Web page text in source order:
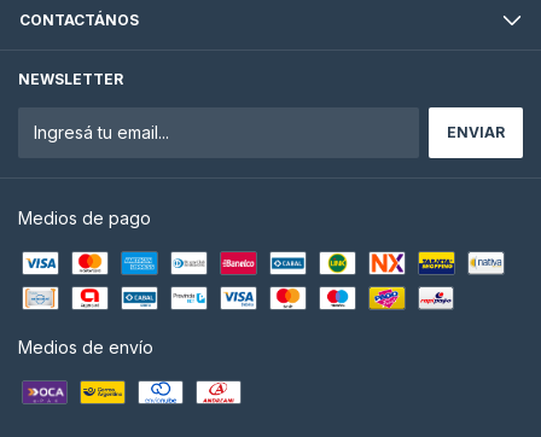
CONTACTÁNOS
NEWSLETTER
Medios de pago
Medios de envío